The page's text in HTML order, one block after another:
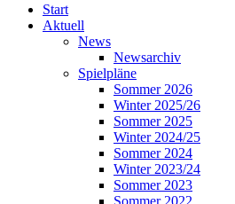
Start
Aktuell
News
Newsarchiv
Spielpläne
Sommer 2026
Winter 2025/26
Sommer 2025
Winter 2024/25
Sommer 2024
Winter 2023/24
Sommer 2023
Sommer 2022